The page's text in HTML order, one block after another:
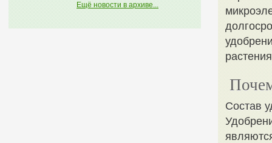
Ещё новости в архиве...
Состав